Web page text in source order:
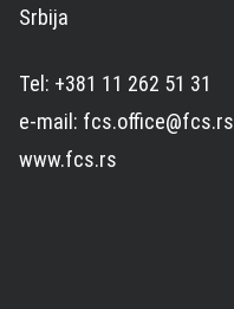
Srbija
Tel: +381 11 262 51 31
e-mail: fcs.office@fcs.rs
www.fcs.rs